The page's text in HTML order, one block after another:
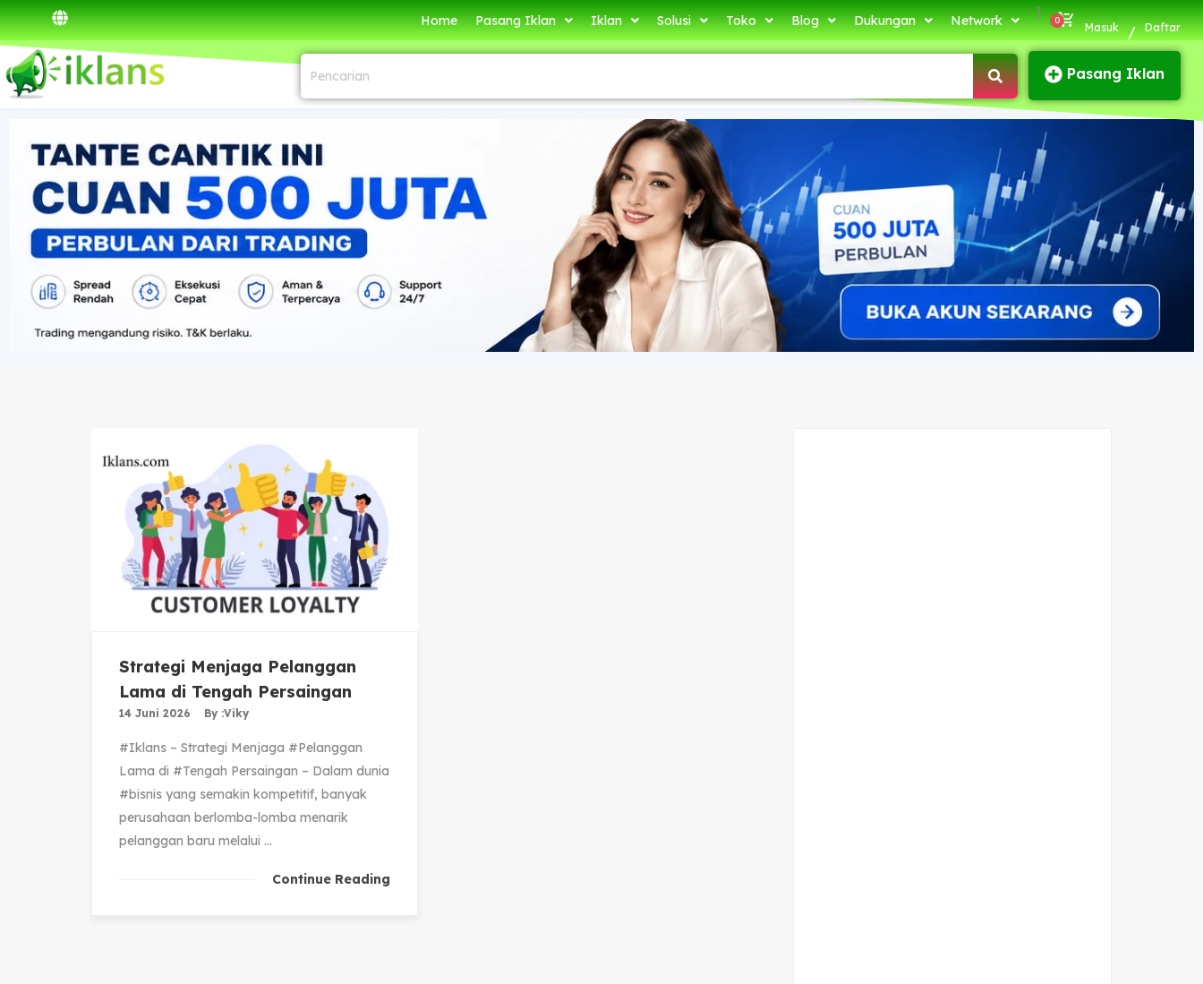
Home Pasang Iklan Iklan Solusi Toko Blog Dukungan Network
|
Masuk / Daftar
Pasang Iklan
Strategi Menjaga Pelanggan
Lama di Tengah Persaingan
14 Juni 2026 By :Viky
#Iklans – Strategi Menjaga #Pelanggan
Lama di #Tengah Persaingan – Dalam dunia
#bisnis yang semakin kompetitif, banyak
perusahaan berlomba-lomba menarik
pelanggan baru melalui ...
Continue Reading